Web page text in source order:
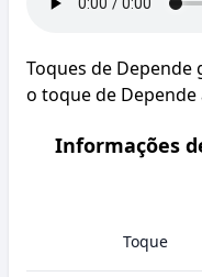
Toques de Depende
o toque de Depende
Informações
Toque